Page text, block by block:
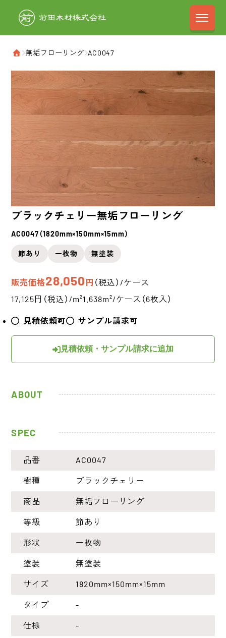
前田木材株式
ホーム
›無垢フローリング›AC0047
ブラックチェリー無垢フローリング
AC0047（1820mm×150mm×15mm）
節あり 一枚物 無塗装
販売価格28,050 円 （税込）/ケース
17,125円（税込）/m²1.638m²/ケース（6枚入）
見積依頼可 サンプル請求可
見積依頼・サンプル請求に追加
ABOUT
SPEC
品番 AC0047
樹種 ブラックチェリー
商品 無垢フローリング
等級 節あり
形状 一枚物
塗装 無塗装
サイズ 1820mm×150mm×15mm
タイプ -
仕様 -